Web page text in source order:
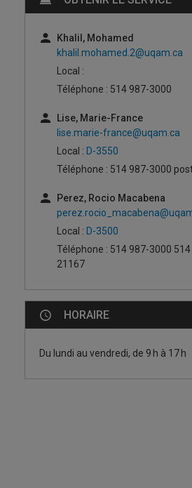
Khalil, Mohamed
khalil.mohamed.2@uqam.ca
Local :
Téléphone : 514 987-3000
Lise, Marie-France
lise.marie-france@uqam.ca
Local : D-3550
Téléphone : 514 987-3000
Perez, Rocio Macabena
Local : D-3500
Téléphone : 514 987-3000
21167
HORAIRE
Du lundi au vendredi, de 9 h à 17 h